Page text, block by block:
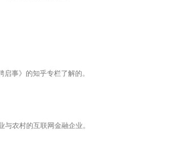
事》的知乎专栏了解的。
农村的互联网金融企业。